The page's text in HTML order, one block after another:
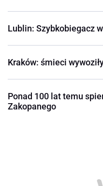
Lublin: Szybkobiegacz
Kraków: śmieci
Ponad 100 lat temu
Zakopanego